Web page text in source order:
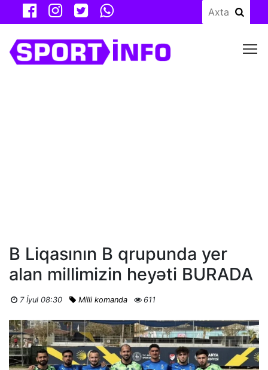
B Liqasının B qrupunda yer
alan millimizin heyəti BURADA
7 İyul 08:30 Milli komanda 611